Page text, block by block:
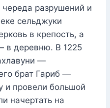
разрушений и
сельджуки
в крепость, а
в деревню. В 1225
—
брат Гариб —
и провели большой
начертать на